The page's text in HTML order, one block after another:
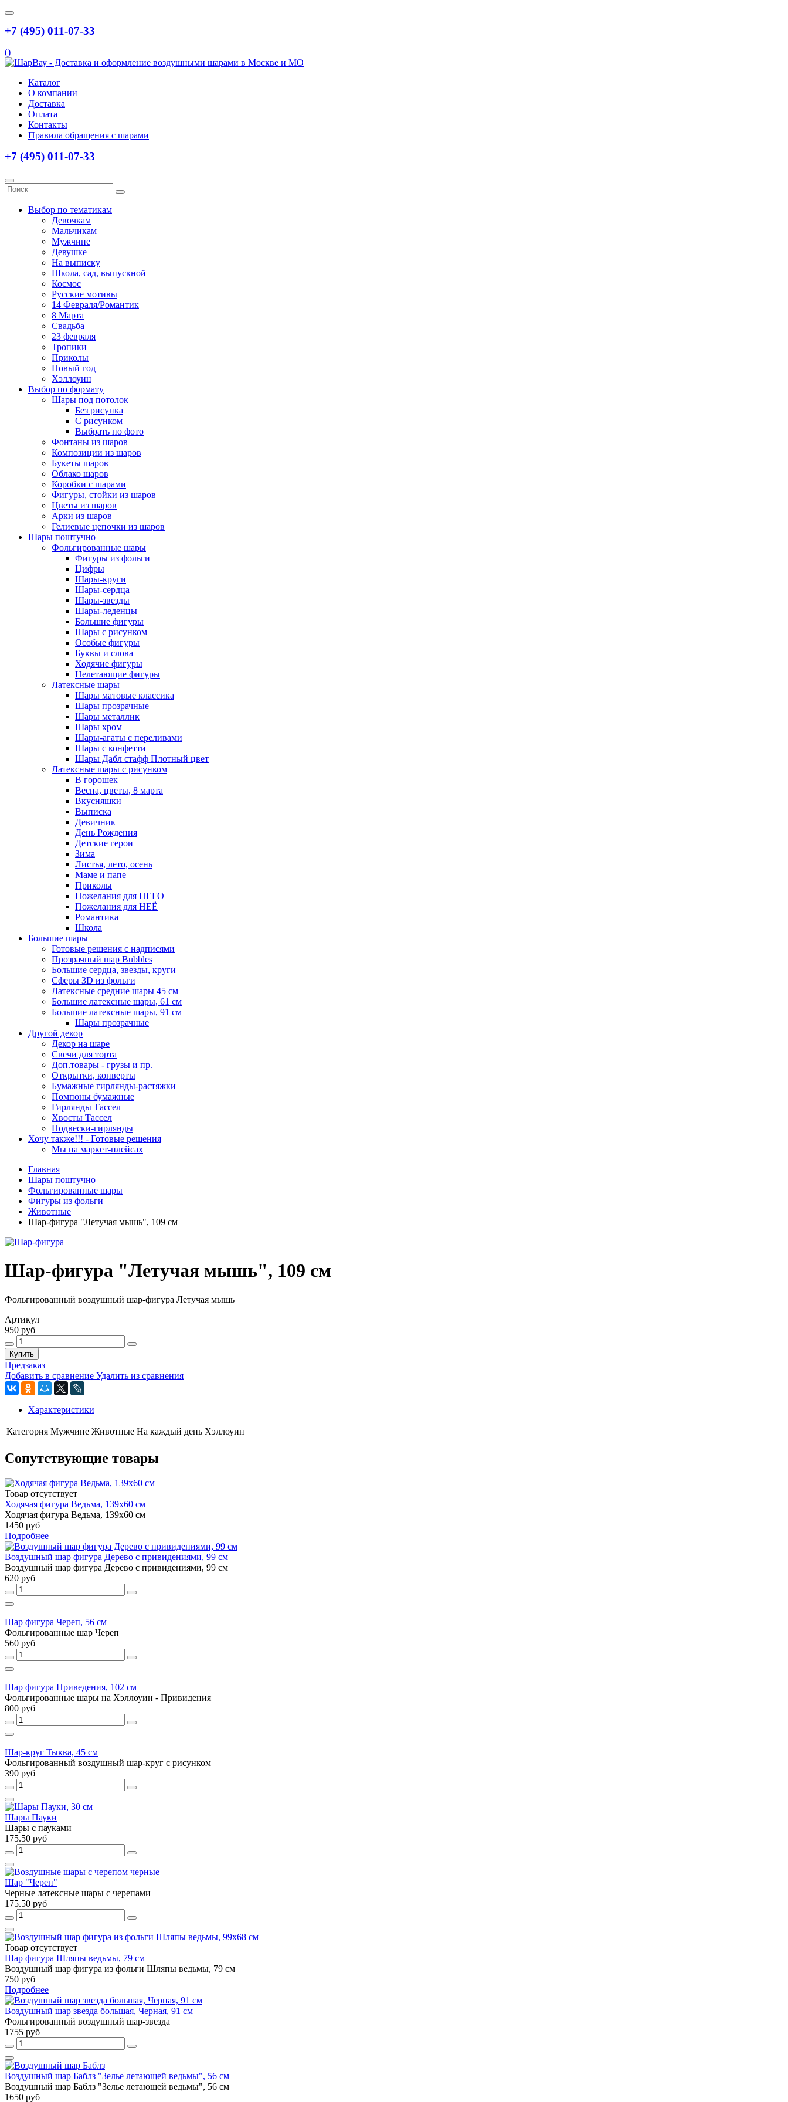
+7 (495) 011-07-33
()
Каталог
О компании
Доставка
Оплата
Контакты
Правила обращения с шарами
+7 (495) 011-07-33
Выбор по тематикам
Девочкам
Мальчикам
Мужчине
Девушке
На выписку
Школа, сад, выпускной
Космос
Русские мотивы
14 Февраля/Романтик
8 Марта
Свадьба
23 февраля
Тропики
Приколы
Новый год
Хэллоуин
Выбор по формату
Шары под потолок
Без рисунка
С рисунком
Выбрать по фото
Фонтаны из шаров
Композиции из шаров
Букеты шаров
Облако шаров
Коробки с шарами
Фигуры, стойки из шаров
Цветы из шаров
Арки из шаров
Гелиевые цепочки из шаров
Шары поштучно
Фольгированные шары
Фигуры из фольги
Цифры
Шары-круги
Шары-сердца
Шары-звезды
Шары-леденцы
Большие фигуры
Шары с рисунком
Особые фигуры
Буквы и слова
Ходячие фигуры
Нелетающие фигуры
Латексные шары
Шары матовые классика
Шары прозрачные
Шары металлик
Шары хром
Шары-агаты с переливами
Шары с конфетти
Шары Дабл стафф Плотный цвет
Латексные шары с рисунком
В горошек
Весна, цветы, 8 марта
Вкусняшки
Выписка
Девичник
День Рождения
Детские герои
Зима
Листья, лето, осень
Маме и папе
Приколы
Пожелания для НЕГО
Пожелания для НЕЁ
Романтика
Школа
Большие шары
Готовые решения с надписями
Прозрачный шар Bubbles
Большие сердца, звезды, круги
Сферы 3D из фольги
Латексные средние шары 45 см
Большие латексные шары, 61 см
Большие латексные шары, 91 см
Шары прозрачные
Другой декор
Декор на шаре
Свечи для торта
Доп.товары - грузы и пр.
Открытки, конверты
Бумажные гирлянды-растяжки
Помпоны бумажные
Гирлянды Тассел
Хвосты Тассел
Подвески-гирлянды
Хочу также!!! - Готовые решения
Мы на маркет-плейсах
Главная
Шары поштучно
Фольгированные шары
Фигуры из фольги
Животные
Шар-фигура "Летучая мышь", 109 см
Шар-фигура "Летучая мышь", 109 см
Фольгированный воздушный шар-фигура Летучая мышь
Артикул
950 руб
Купить
Предзаказ
Добавить в сравнение Удалить из сравнения
Характеристики
Категория Мужчине Животные На каждый день Хэллоуин
Сопутствующие товары
Товар отсутствует
Ходячая фигура Ведьма, 139х60 см
Ходячая фигура Ведьма, 139х60 см
1450 руб
Подробнее
Воздушный шар фигура Дерево с привидениями, 99 см
Воздушный шар фигура Дерево с привидениями, 99 см
620 руб
Шар фигура Череп, 56 см
Фольгированные шар Череп
560 руб
Шар фигура Приведения, 102 см
Фольгированные шары на Хэллоуин - Привидения
800 руб
Шар-круг Тыква, 45 см
Фольгированный воздушный шар-круг с рисунком
390 руб
Шары Пауки
Шары с пауками
175.50 руб
Шар "Череп"
Черные латексные шары с черепами
175.50 руб
Товар отсутствует
Шар фигура Шляпы ведьмы, 79 см
Воздушный шар фигура из фольги Шляпы ведьмы, 79 см
750 руб
Подробнее
Воздушный шар звезда большая, Черная, 91 см
Фольгированный воздушный шар-звезда
1755 руб
Воздушный шар Баблз "Зелье летающей ведьмы", 56 см
Воздушный шар Баблз "Зелье летающей ведьмы", 56 см
1650 руб